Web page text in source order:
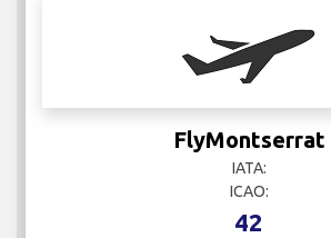
FlyMontserrat
IATA:
ICAO:
42